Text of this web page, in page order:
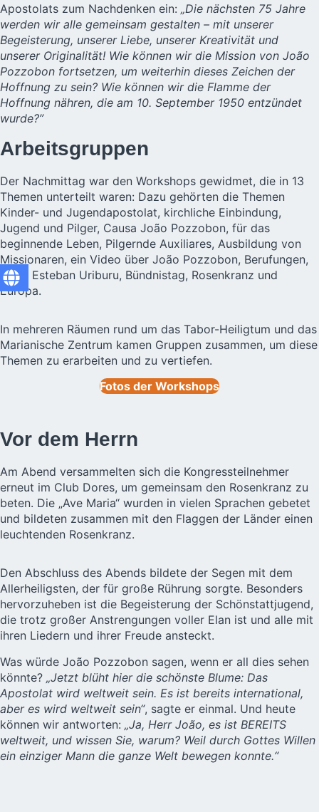
Apostolats zum Nachdenken ein: „Die nächsten 75 Jahre
werden wir alle gemeinsam gestalten – mit unserer
Begeisterung, unserer Liebe, unserer Kreativität und
unserer Originalität! Wie können wir die Mission von João
Pozzobon fortsetzen, um weiterhin dieses Zeichen der
Hoffnung zu sein? Wie können wir die Flamme der
Hoffnung nähren, die am 10. September 1950 entzündet
wurde?”
Arbeitsgruppen
Der Nachmittag war den Workshops gewidmet, die in 13
Themen unterteilt waren: Dazu gehörten die Themen
Kinder- und Jugendapostolat, kirchliche Einbindung,
Jugend und Pilger, Causa João Pozzobon, für das
beginnende Leben, Pilgernde Auxiliares, Ausbildung von
Missionaren, ein Video über João Pozzobon, Berufungen,
Pater Esteban Uriburu, Bündnistag, Rosenkranz und
Europa.
In mehreren Räumen rund um das Tabor-Heiligtum und das
Marianische Zentrum kamen Gruppen zusammen, um diese
Themen zu erarbeiten und zu vertiefen.
Fotos der Workshops
Vor dem Herrn
Am Abend versammelten sich die Kongressteilnehmer
erneut im Club Dores, um gemeinsam den Rosenkranz zu
beten. Die „Ave Maria“ wurden in vielen Sprachen gebetet
und bildeten zusammen mit den Flaggen der Länder einen
leuchtenden Rosenkranz.
Den Abschluss des Abends bildete der Segen mit dem
Allerheiligsten, der für große Rührung sorgte. Besonders
hervorzuheben ist die Begeisterung der Schönstattjugend,
die trotz großer Anstrengungen voller Elan ist und alle mit
ihren Liedern und ihrer Freude ansteckt.
Was würde João Pozzobon sagen, wenn er all dies sehen
könnte? „Jetzt blüht hier die schönste Blume: Das
Apostolat wird weltweit sein. Es ist bereits international,
aber es wird weltweit sein“, sagte er einmal. Und heute
können wir antworten: „Ja, Herr João, es ist BEREITS
weltweit, und wissen Sie, warum? Weil durch Gottes Willen
ein einziger Mann die ganze Welt bewegen konnte.“